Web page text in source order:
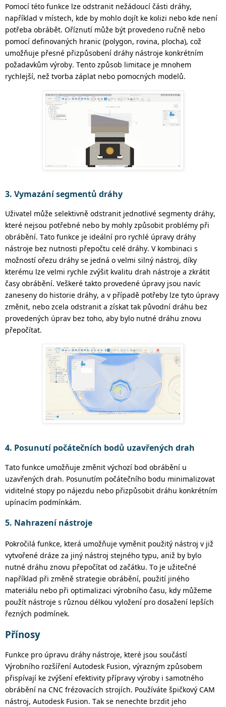
Pomocí této funkce lze odstranit nežádoucí části dráhy,
například v místech, kde by mohlo dojít ke kolizi nebo kde není
potřeba obrábět. Oříznutí může být provedeno ručně nebo
pomocí definovaných hranic (polygon, rovina, plocha), což
umožňuje přesné přizpůsobení dráhy nástroje konkrétním
požadavkům výroby. Tento způsob limitace je mnohem
rychlejší, než tvorba záplat nebo pomocných modelů.
3. Vymazání segmentů dráhy
Uživatel může selektivně odstranit jednotlivé segmenty dráhy,
které nejsou potřebné nebo by mohly způsobit problémy při
obrábění. Tato funkce je ideální pro rychlé úpravy dráhy
nástroje bez nutnosti přepočtu celé dráhy. V kombinaci s
možností ořezu dráhy se jedná o velmi silný nástroj, díky
kterému lze velmi rychle zvýšit kvalitu drah nástroje a zkrátit
časy obrábění. Veškeré takto provedené úpravy jsou navíc
zaneseny do historie dráhy, a v případě potřeby lze tyto úpravy
změnit, nebo zcela odstranit a získat tak původní dráhu bez
provedených úprav bez toho, aby bylo nutné dráhu znovu
přepočítat.
4. Posunutí počátečních bodů uzavřených drah
Tato funkce umožňuje změnit výchozí bod obrábění u
uzavřených drah. Posunutím počátečního bodu minimalizovat
viditelné stopy po nájezdu nebo přizpůsobit dráhu konkrétním
upínacím podmínkám.
5. Nahrazení nástroje
Pokročilá funkce, která umožňuje vyměnit použitý nástroj v již
vytvořené dráze za jiný nástroj stejného typu, aniž by bylo
nutné dráhu znovu přepočítat od začátku. To je užitečné
například při změně strategie obrábění, použití jiného
materiálu nebo při optimalizaci výrobního času, kdy můžeme
použít nástroje s různou délkou vyložení pro dosažení lepších
řezných podmínek.
Přínosy
Funkce pro úpravu dráhy nástroje, které jsou součástí
Výrobního rozšíření Autodesk Fusion, výrazným způsobem
přispívají ke zvýšení efektivity přípravy výroby i samotného
obrábění na CNC frézovacích strojích. Používáte špičkový CAM
nástroj, Autodesk Fusion. Tak se nenechte brzdit jeho